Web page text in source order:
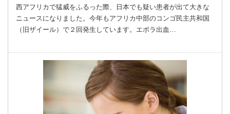
西アフリカで猛威をふるった際、日本でも疑い患者が出て大きな
ニュースになりました。今年もアフリカ中部のコンゴ民主共和国
（旧ザイール）で２回発生しています。エボラ出血…